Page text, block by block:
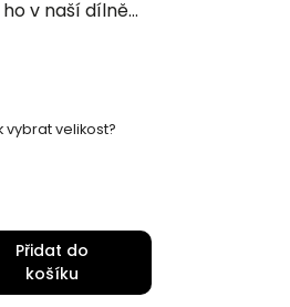
v naší dílně
z
vybrat velikost?
Přidat do
košíku